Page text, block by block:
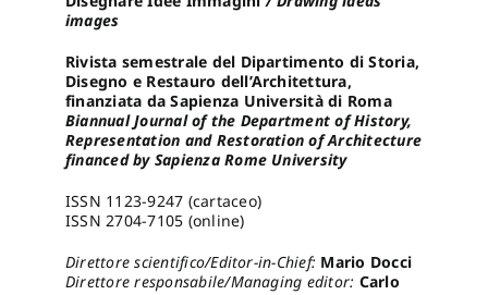
Proposte di pubblicazione
Gangemi Editore
Newsletter
images
Rivista semestrale del Dipartimento di Storia,
Disegno e Restauro dell’Architettura,
finanziata da Sapienza Università di Roma
Biannual Journal of the Department of History,
Representation and Restoration of Architecture
financed by Sapienza Rome University
ISSN 1123-9247 (cartaceo)
ISSN 2704-7105 (online)
Direttore scientifico/Editor-in-Chief: Mario Docci
Direttore responsabile/Managing editor: Carlo